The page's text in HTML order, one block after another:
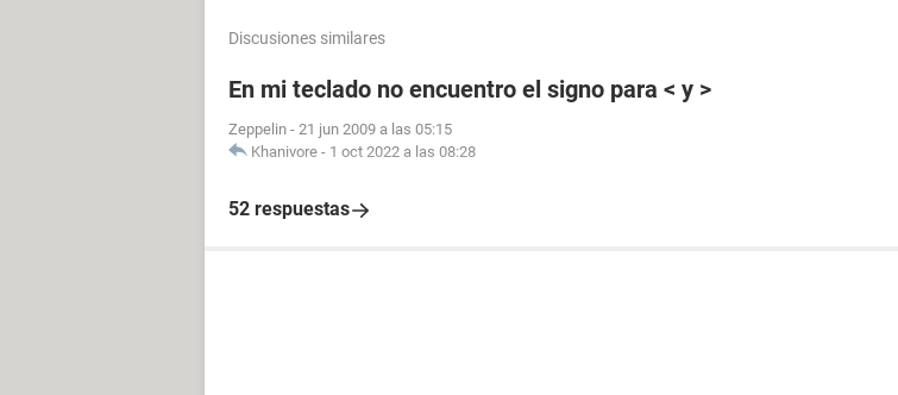
Discusiones similares
En mi teclado no encuentro el signo para < y >
Zeppelin - 21 jun 2009 a las 05:15
Khanivore - 1 oct 2022 a las 08:28
52 respuestas